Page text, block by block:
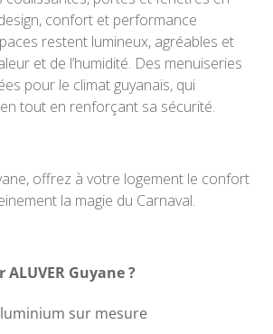
confort et performance
restent lumineux, agréables et
et de l’humidité. Des menuiseries
pour le climat guyanais, qui
tout en renforçant sa sécurité.
offrez à votre logement le confort
la magie du Carnaval.
Guyane ?
sur mesure